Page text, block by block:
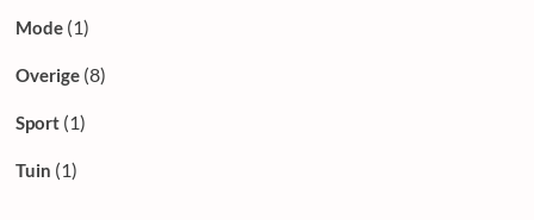
Mode(1)
Overige(8)
Sport(1)
Tuin (1)